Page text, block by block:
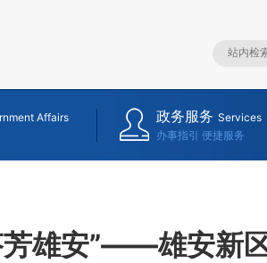
Affairs
政务服务 Services
办事指引 便捷服务
芳雄安”——雄安新